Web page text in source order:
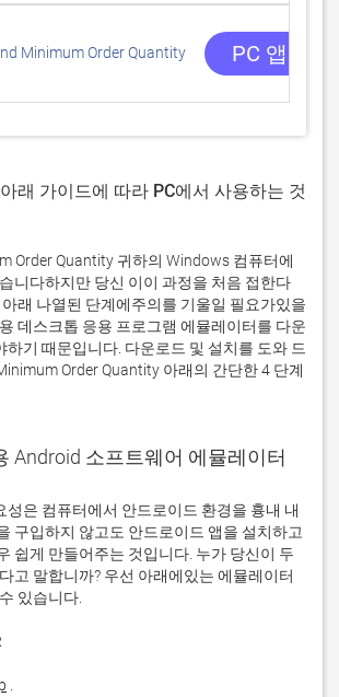
Minimum Order Quantity PC 앱 받기
래 가이드에 따라 PC에서 사용하는 것
Order Quantity 귀하의 Windows 컴퓨터에
니다하지만 당신 이이 과정을 처음 접한다
래 나열된 단계에주의를 기울일 필요가있을
데스크톱 응용 프로그램 에뮬레이터를 다운
하기 때문입니다. 다운로드 및 설치를 도와 드
Order Quantity 아래의 간단한 4 단계
Android 소프트웨어 에뮬레이터
성은 컴퓨터에서 안드로이드 환경을 흉내 내
구입하지 않고도 안드로이드 앱을 설치하고
쉽게 만들어주는 것입니다. 누가 당신이 두
고 말합니까? 우선 아래에있는 에뮬레이터